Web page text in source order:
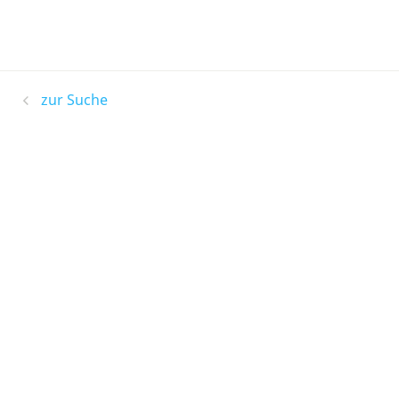
zur Suche